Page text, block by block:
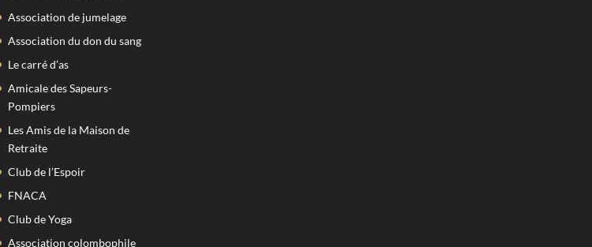
Association de jumelage
Association du don du sang
Le carré d’as
Amicale des Sapeurs-
Pompiers
Les Amis de la Maison de
Retraite
Club de l’Espoir
FNACA
Club de Yoga
Association colombophile